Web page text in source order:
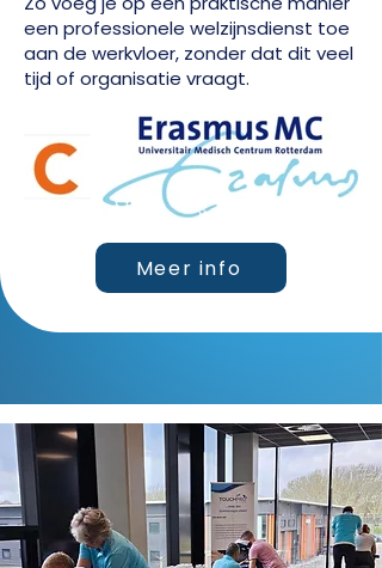
een professionele welzijnsdienst toe
aan de werkvloer, zonder dat dit veel
tijd of organisatie vraagt.
Meer info